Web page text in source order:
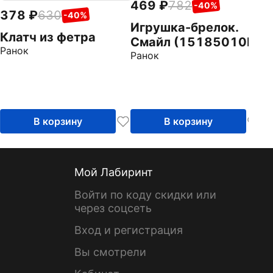
378 630 -40%
Клатч из фетра
Ранок
В корзину
469 782 -40%
Игрушка-брелок.
Смайл (15185010Р)
Ранок
В корзину
Мой Лабиринт
Войти по коду скидки или
через соцсеть
Вход и регистрация
Вы смотрели